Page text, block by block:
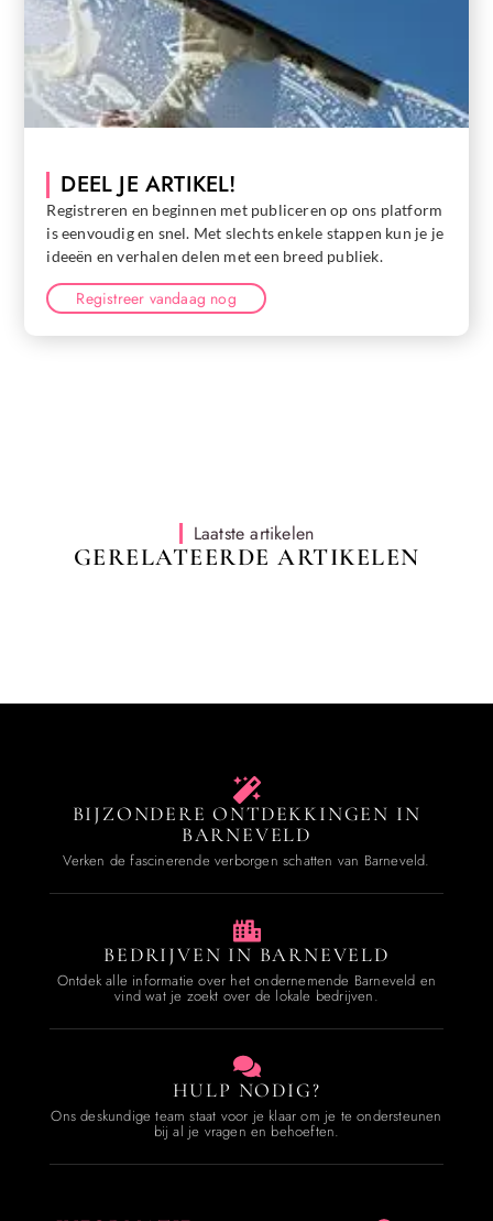
DEEL JE ARTIKEL!
Registreren en beginnen met publiceren op ons platform
is eenvoudig en snel. Met slechts enkele stappen kun je je
ideeën en verhalen delen met een breed publiek.
Registreer vandaag nog
Laatste artikelen
GERELATEERDE ARTIKELEN
BIJZONDERE ONTDEKKINGEN IN
BARNEVELD
Verken de fascinerende verborgen schatten van Barneveld.
BEDRIJVEN IN BARNEVELD
Ontdek alle informatie over het ondernemende Barneveld en
vind wat je zoekt over de lokale bedrijven.
HULP NODIG?
Ons deskundige team staat voor je klaar om je te ondersteunen
bij al je vragen en behoeften.